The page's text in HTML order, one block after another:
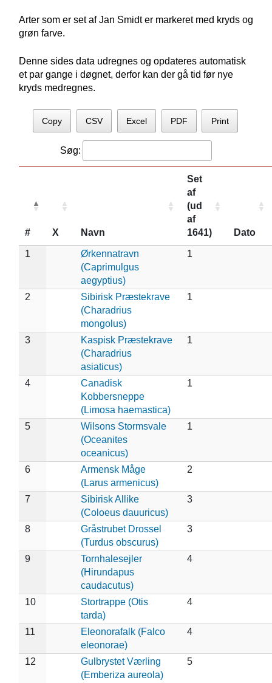
Arter som er set af Jan Smidt er markeret med kryds og
grøn farve.
Denne sides data udregnes og opdateres automatisk
et par gange i døgnet, derfor kan der gå tid før nye
kryds medregnes.
Copy CSV Excel PDF Print
Søg:
# X Navn
Set
af
(ud
af
1641)
Dato
1
Ørkennatravn
(Caprimulgus
aegyptius)
1
2
Sibirisk Præstekrave
(Charadrius
mongolus)
1
3
Kaspisk Præstekrave
(Charadrius
asiaticus)
1
4
Canadisk
Kobbersneppe
(Limosa haemastica)
1
5
Wilsons Stormsvale
(Oceanites
oceanicus)
1
6
Armensk Måge
(Larus armenicus)
2
7
Sibirisk Allike
(Coloeus dauuricus)
3
8
Gråstrubet Drossel
(Turdus obscurus)
3
9
Tornhalesejler
(Hirundapus
caudacutus)
4
10
Stortrappe (Otis
tarda)
4
11
Eleonorafalk (Falco
eleonorae)
4
12
Gulbrystet Værling
(Emberiza aureola)
5